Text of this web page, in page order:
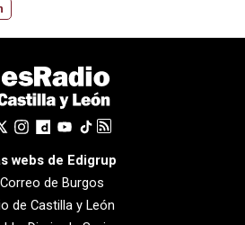
webs de Edigrup
de Burgos
de Castilla y León